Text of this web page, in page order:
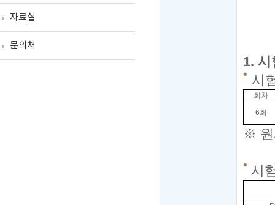
자료실
문의처
1. 시
시
회차
6회
※
시